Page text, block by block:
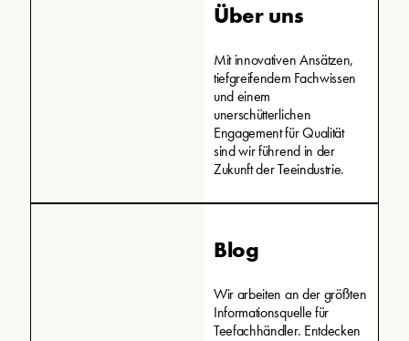
Über uns
Mit innovativen Ansätzen,
tiefgreifendem Fachwissen
und einem
unerschütterlichen
Engagement für Qualität
sind wir führend in der
Zukunft der Teeindustrie.
Blog
Wir arbeiten an der größten
Informationsquelle für
Teefachhändler. Entdecken